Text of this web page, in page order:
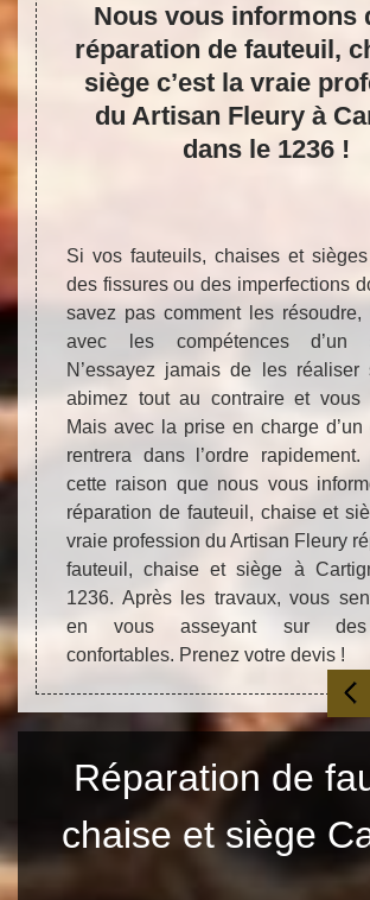
une
et
une
à
ont
la
vous
les
!
Nous vous informons
réparation de fauteuil,
siège c’est la vraie
du Artisan Fleury à
dans le 1236 !
Si vos fauteuils, chaises et
des fissures ou des imperfections
savez pas comment les résoudre,
avec les compétences d’un
N’essayez jamais de les réaliser
abimez tout au contraire et vous
Mais avec la prise en charge d’un
rentrera dans l’ordre rapidement.
cette raison que nous vous
réparation de fauteuil, chaise et
vraie profession du Artisan Fleury
fauteuil, chaise et siège à
1236. Après les travaux, vous
en vous asseyant sur des
confortables. Prenez votre devis !
Réparation de
chaise et siège